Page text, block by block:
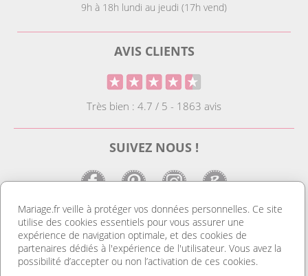
9h à 18h lundi au jeudi (17h vend)
AVIS CLIENTS
Très bien : 4.7 / 5 - 1863 avis
SUIVEZ NOUS !
LE SITE DE LA DECO MARIAGE
Notre site est le spécialiste de la décoration mariage. Vous
trouverez des idées de déco pas cher ainsi que des housses de
Mariage.fr veille à protéger vos données personnelles. Ce site
utilise des cookies essentiels pour vous assurer une
expérience de navigation optimale, et des cookies de
partenaires dédiés à l'expérience de l'utilisateur. Vous avez la
possibilité d’accepter ou non l’activation de ces cookies.